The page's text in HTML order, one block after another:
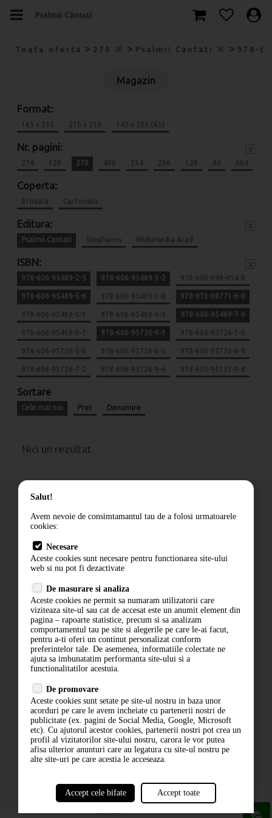
Toata oferta > 270 > Psalmii Cantati > 978-
Magazin
Format:
165 x 235 210 x 210 145 x 205 (A5)
Nr. pagini:
274 120 270 400 334 256 120 80 664
Coperta:
Brosata Cartonata
Editura:
Psalmii Cantati Stephanus Multimedia Arad
ISBN:
978-606-95469-2-5 978-606-95469-3-2 978-606-698-054-8
978-606-95469-5-6 978-606-95469-1-8 978-973-88771-6-0
978-606-95469-0-1 978-606-95469-6-3 978-606-95469-7-0
978-606-95469-8-7 978-606-95726-0-3 978-606-95726-1-0
978-606-95726-5-8 978-606-95726-6-5 978-606-95726-8-9
978-606-95726-7-2 978-606-95726-9-6 978-630-95153-0-8
Sortare
Cele mai noi Pret Denumire
Nici un rezultat
Cum comand
Livrare
Contact
Politica de confidentialitate
ANPC
ABONARE LA NEWSLETTER
ABONARE
Salut!
Avem nevoie de consimtamantul tau de a folosi urmatoarele
cookies:
Necesare
Aceste cookies sunt necesare pentru functionarea site-ului
web si nu pot fi dezactivate
De masurare si analiza
Aceste cookies ne permit sa numaram utilizatorii care
viziteaza site-ul sau cat de accesat este un anumit element din
pagina – rapoarte statistice, precum si sa analizam
comportamentul tau pe site si alegerile pe care le-ai facut,
pentru a-ti oferi un continut personalizat conform
preferintelor tale. De asemenea, informatiile colectate ne
ajuta sa imbunatatim performanta site-ului si a
functionalitatilor acestuia.
De promovare
Aceste cookies sunt setate pe site-ul nostru in baza unor
acorduri pe care le avem incheiate cu partenerii nostri de
publicitate (ex. pagini de Social Media, Google, Microsoft
etc). Cu ajutorul acestor cookies, partenerii nostri pot crea un
profil al vizitatorilor site-ului nostru, carora le vor putea
afisa ulterior anunturi care au legatura cu site-ul nostru pe
alte site-uri pe care acestia le acceseaza.
Accept cele bifate Accept toate